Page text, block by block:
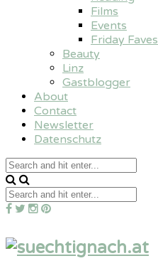
Films
Events
Friday Faves
Beauty
Linz
Gastblogger
About
Contact
Newsletter
Datenschutz